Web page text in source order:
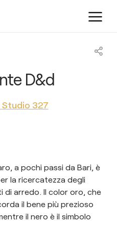
D&d
Studio 327
a pochi passi da Bari, è
la ricercatezza degli
di arredo. Il color oro, che
il bene più prezioso
il nero è il simbolo